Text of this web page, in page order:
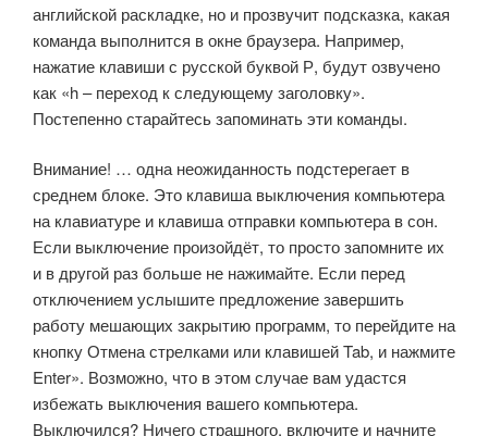
английской раскладке, но и прозвучит подсказка, какая
команда выполнится в окне браузера. Например,
нажатие клавиши с русской буквой Р, будут озвучено
как «h – переход к следующему заголовку».
Постепенно старайтесь запоминать эти команды.
Внимание! … одна неожиданность подстерегает в
среднем блоке. Это клавиша выключения компьютера
на клавиатуре и клавиша отправки компьютера в сон.
Если выключение произойдёт, то просто запомните их
и в другой раз больше не нажимайте. Если перед
отключением услышите предложение завершить
работу мешающих закрытию программ, то перейдите на
кнопку Отмена стрелками или клавишей Tab, и нажмите
Enter». Возможно, что в этом случае вам удастся
избежать выключения вашего компьютера.
Выключился? Ничего страшного, включите и начните